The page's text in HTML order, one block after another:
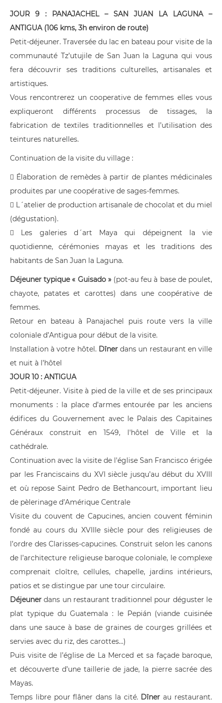
JOUR 9 : PANAJACHEL – SAN JUAN LA LAGUNA –
ANTIGUA (106 kms, 3h environ de route)
Petit-déjeuner. Traversée du lac en bateau pour visite de la
communauté Tz’utujile de San Juan la Laguna qui vous
fera découvrir ses traditions culturelles, artisanales et
artistiques.
Vous rencontrerez un cooperative de femmes elles vous
expliqueront différents processus de tissages, la
fabrication de textiles traditionnelles et l’utilisation des
teintures naturelles.
Continuation de la visite du village :
 Élaboration de remèdes à partir de plantes médicinales
produites par une coopérative de sages-femmes.
 L´atelier de production artisanale de chocolat et du miel
(dégustation).
 Les galeries d´art Maya qui dépeignent la vie
quotidienne, cérémonies mayas et les traditions des
habitants de San Juan la Laguna.
Déjeuner typique « Guisado »(pot-au feu à base de poulet,
chayote, patates et carottes) dans une coopérative de
femmes.
Retour en bateau à Panajachel puis route vers la ville
coloniale d’Antigua pour début de la visite.
Installation à votre hôtel. Dînerdans un restaurant en ville
et nuit à l’hôtel
JOUR 10 : ANTIGUA
Petit-déjeuner. Visite à pied de la ville et de ses principaux
monuments : la place d’armes entourée par les anciens
édifices du Gouvernement avec le Palais des Capitaines
Généraux construit en 1549, l'hôtel de Ville et la
cathédrale.
Continuation avec la visite de l'église San Francisco érigée
par les Franciscains du XVI siècle jusqu’au début du XVIII
et où repose Saint Pedro de Bethancourt, important lieu
de pèlerinage d’Amérique Centrale
Visite du couvent de Capucines, ancien couvent féminin
fondé au cours du XVIIIe siècle pour des religieuses de
l’ordre des Clarisses-capucines. Construit selon les canons
de l’architecture religieuse baroque coloniale, le complexe
comprenait cloître, cellules, chapelle, jardins intérieurs,
patios et se distingue par une tour circulaire.
Déjeuner dans un restaurant traditionnel pour déguster le
plat typique du Guatemala : le Pepián (viande cuisinée
dans une sauce à base de graines de courges grillées et
servies avec du riz, des carottes…)
Puis visite de l’église de La Merced et sa façade baroque,
et découverte d’une taillerie de jade, la pierre sacrée des
Mayas.
Temps libre pour flâner dans la cité. Dînerau restaurant.